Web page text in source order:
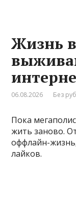
Жизнь
06.08.2026 Без
Пока
жить заново.
оффлайн-
лайков.